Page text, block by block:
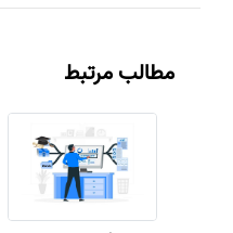
مطالب مرتبط